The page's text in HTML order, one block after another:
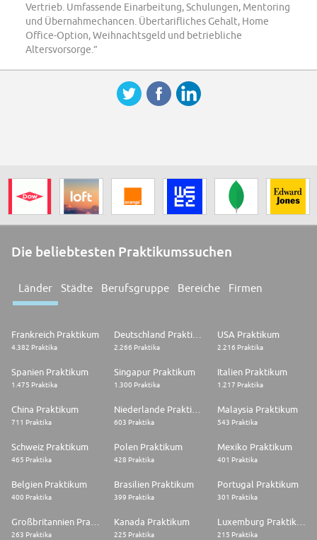
Vertrieb. Umfassende Einarbeitung, Schulungen, Mentoring
und Übernahmechancen. Übertarifliches Gehalt, Home
Office-Option, Weihnachtsgeld und betriebliche
Altersvorsorge.”
Die beliebtesten Praktikumssuchen
Länder Städte Berufsgruppe Bereiche Firmen
Frankreich Praktikum
4.382 Praktika 2.266 Praktika
USA Praktikum
2.216 Praktika
Spanien Praktikum
1.475 Praktika
Singapur Praktikum
1.300 Praktika
Italien Praktikum
1.217 Praktika
China Praktikum
711 Praktika 603 Praktika
Malaysia Praktikum
543 Praktika
Schweiz Praktikum
465 Praktika
Polen Praktikum
428 Praktika
Mexiko Praktikum
401 Praktika
Belgien Praktikum
400 Praktika
Brasilien Praktikum
399 Praktika
Portugal Praktikum
301 Praktika
263 Praktika
Kanada Praktikum
225 Praktika 215 Praktika